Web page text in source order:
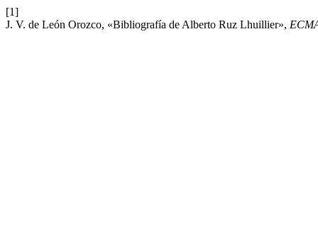
[1]
J. V. de León Orozco, «Bibliografía de Alberto Ruz Lhuillier»,